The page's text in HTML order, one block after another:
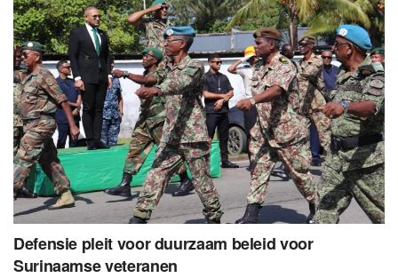
Defensie pleit voor duurzaam beleid voor
Surinaamse veteranen